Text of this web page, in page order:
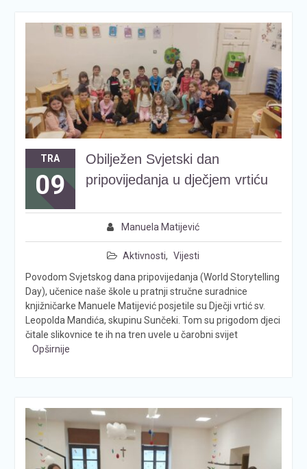
TRA
09
Obilježen Svjetski dan
pripovijedanja u dječjem vrtiću
Manuela Matijević
Aktivnosti, Vijesti
Povodom Svjetskog dana pripovijedanja (World Storytelling
Day), učenice naše škole u pratnji stručne suradnice
knjižničarke Manuele Matijević posjetile su Dječji vrtić sv.
Leopolda Mandića, skupinu Sunčeki. Tom su prigodom djeci
čitale slikovnice te ih na tren uvele u čarobni svijet
Opširnije